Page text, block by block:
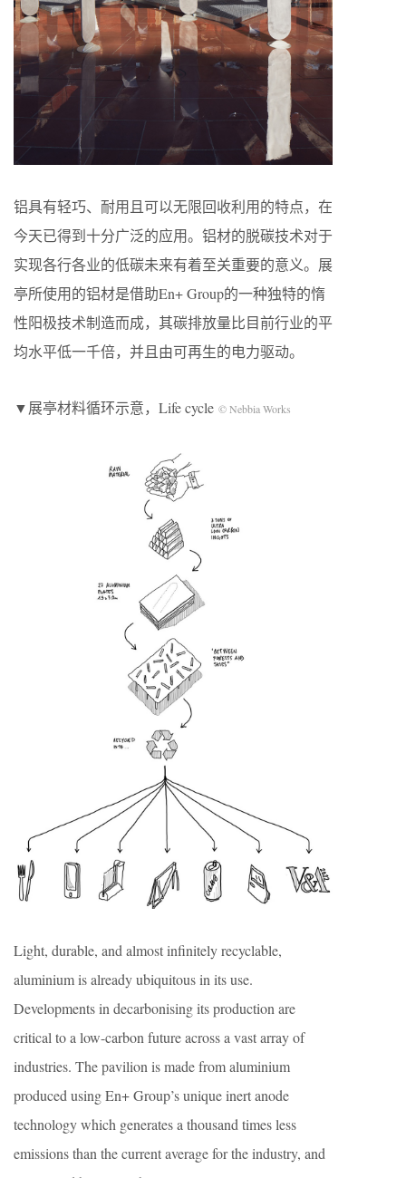
铝具有轻巧、耐用且可以无限回收利用的特点，在
今天已得到十分广泛的应用。铝材的脱碳技术对于
实现各行各业的低碳未来有着至关重要的意义。展
亭所使用的铝材是借助En+ Group的一种独特的惰
性阳极技术制造而成，其碳排放量比目前行业的平
均水平低一千倍，并且由可再生的电力驱动。
▼展亭材料循环示意，Life cycle © Nebbia Works
Light, durable, and almost infinitely recyclable,
aluminium is already ubiquitous in its use.
Developments in decarbonising its production are
critical to a low-carbon future across a vast array of
industries. The pavilion is made from aluminium
produced using En+ Group’s unique inert anode
technology which generates a thousand times less
emissions than the current average for the industry, and